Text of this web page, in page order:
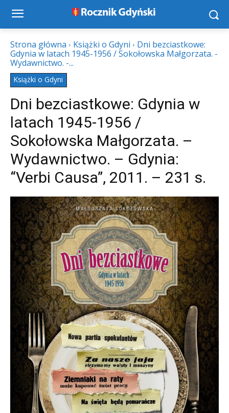
Strona główna Książki o Gdyni
Dni bezciastkowe:
Gdynia w latach 1945-1956 / Sokołowska Małgorzata. -
Wydawnictwo. -...
Książki o Gdyni
Dni bezciastkowe: Gdynia w
latach 1945-1956 /
Sokołowska Małgorzata. –
Wydawnictwo. – Gdynia:
“Verbi Causa”, 2011. – 231 s.